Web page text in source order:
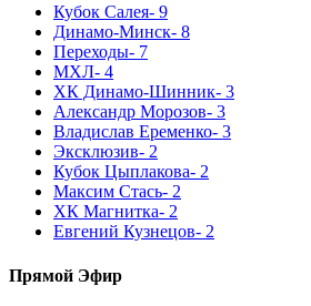
Кубок Салея- 9
Динамо-Минск- 8
Переходы- 7
МХЛ- 4
ХК Динамо-Шинник- 3
Александр Морозов- 3
Владислав Еременко- 3
Эксклюзив- 2
Кубок Цыплакова- 2
Максим Стась- 2
ХК Магнитка- 2
Евгений Кузнецов- 2
Прямой Эфир